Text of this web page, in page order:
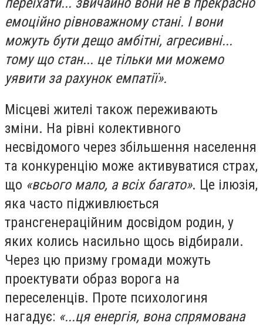
емоційно рівноважному стані. І вони
можуть бути дещо амбітні, агресивні...
тому що стан... це тільки ми можемо
уявити за рахунок емпатії».
Місцеві жителі також переживають
зміни. На рівні колективного
несвідомого через збільшення населення
та конкуренцію може активуватися страх,
що «всього мало, а всіх багато». Це ілюзія,
яка часто підживлюється
трансгенераційним досвідом родин, у
яких колись насильно щось відбирали.
Через цю призму громади можуть
проектувати образ ворога на
переселенців. Проте психологиня
нагадує: «...ця енергія, вона спрямована